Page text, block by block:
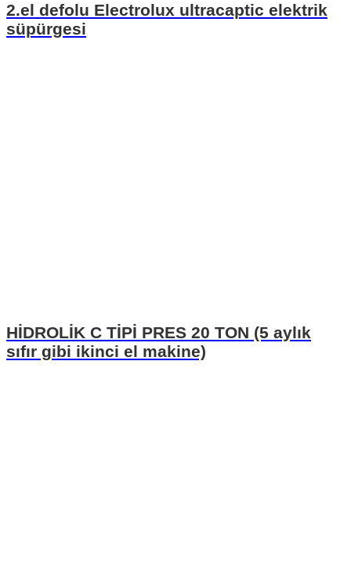
2.el defolu Electrolux ultracaptic elektrik
süpürgesi
HİDROLİK C TİPİ PRES 20 TON (5 aylık
sıfır gibi ikinci el makine)